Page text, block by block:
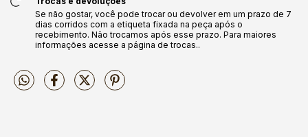
Se não gostar, você pode trocar ou devolver em um prazo de 7
dias corridos com a etiqueta fixada na peça após o
recebimento. Não trocamos após esse prazo. Para maiores
informações acesse a página de trocas..